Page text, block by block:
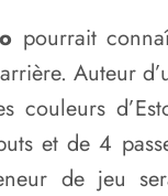
pourrait
Auteur
couleurs
et de 4
de jeu